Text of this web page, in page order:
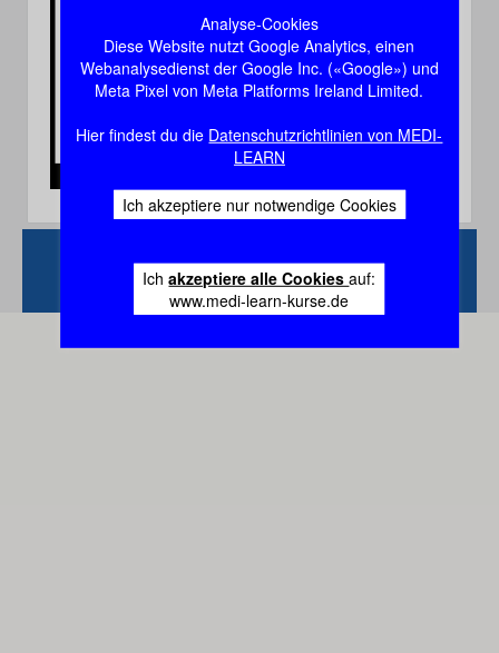
Analyse-Cookies
Diese Website nutzt Google Analytics, einen
Webanalysedienst der Google Inc. («Google») und
Meta Pixel von Meta Platforms Ireland Limited.
Hier findest du die Datenschutzrichtlinien von MEDI-
LEARN
Ich akzeptiere nur notwendige Cookies
Ichakzeptiere alle Cookiesauf:
www.medi-learn-kurse.de
Video
Zurück
Vertrag
widerrufen